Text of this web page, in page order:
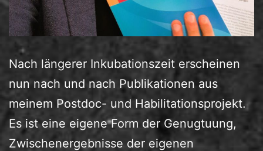
Nach längerer Inkubationszeit erscheinen
nun nach und nach Publikationen aus
meinem Postdoc- und Habilitationsprojekt.
Es ist eine eigene Form der Genugtuung,
Zwischenergebnisse der eigenen